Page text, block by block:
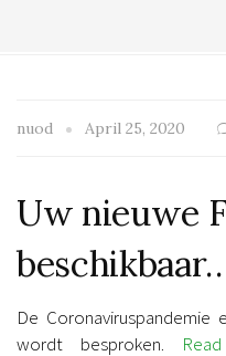
nuod April 25, 2020
Uw nieuwe
De
wordt besproken. Read